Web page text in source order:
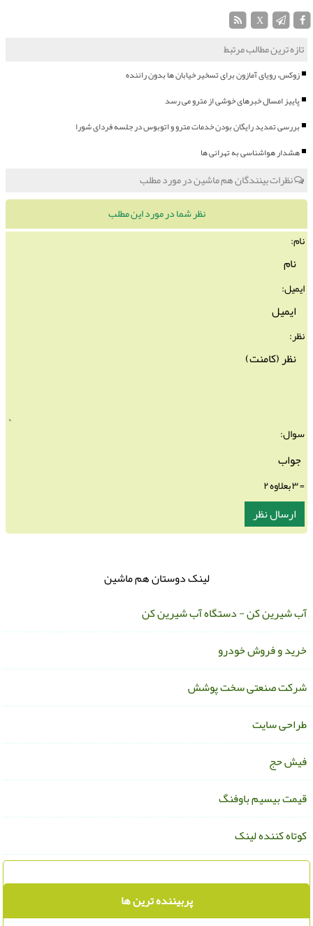
تازه ترین مطالب مرتبط
زوکس، رویای آمازون برای تسخیر خیابان ها بدون راننده
پاییز امسال خبرهای خوشی از مترو می رسد
بررسی تمدید رایگان بودن خدمات مترو و اتوبوس در جلسه فردای شورا
هشدار هواشناسی به تهرانی ها
نظرات بینندگان هم ماشین در مورد مطلب
نظر شما در مورد این مطلب
نام:
ایمیل:
نظر:
سوال:
لینک دوستان هم ماشین
شیرین کن - دستگاه آب شیرین کن
و فروش خودرو
صنعتی سخت پوشش
سایت
حج
بیسیم باوفنگ
کننده لینک
پربیننده ترین ها